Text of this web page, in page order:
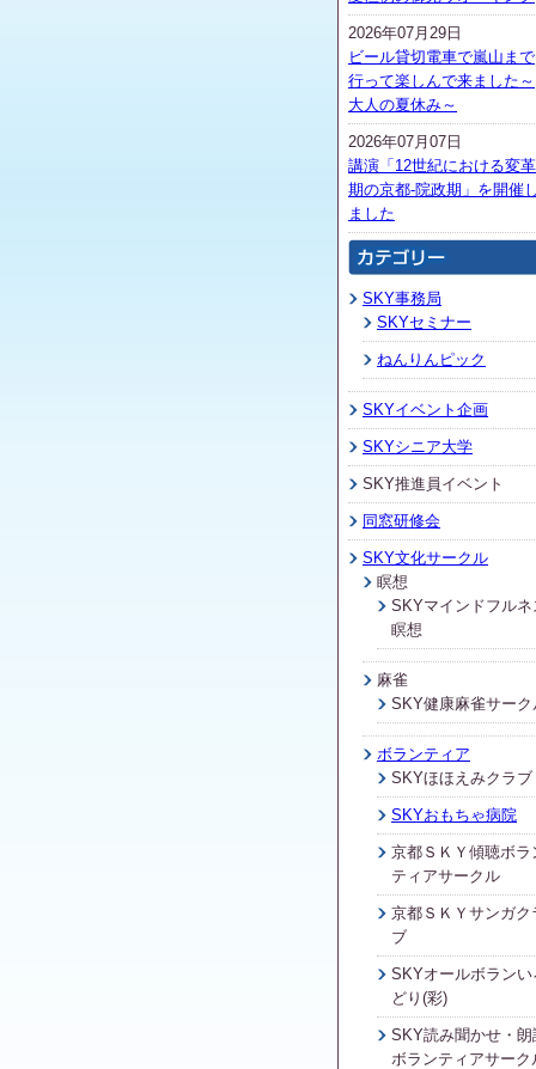
2026年07月29日
ビール貸切電車で嵐山まで
行って楽しんで来ました～
大人の夏休み～
2026年07月07日
講演「12世紀における変革
期の京都-院政期」を開催し
ました
SKY事務局
SKYセミナー
ねんりんピック
SKYイベント企画
SKYシニア大学
SKY推進員イベント
同窓研修会
SKY文化サークル
瞑想
SKYマインドフルネ
瞑想
麻雀
SKY健康麻雀サーク
ボランティア
SKYほほえみクラブ
SKYおもちゃ病院
京都ＳＫＹ傾聴ボラ
ティアサークル
京都ＳＫＹサンガク
ブ
SKYオールボランい
どり(彩)
SKY読み聞かせ・朗
ボランティアサーク